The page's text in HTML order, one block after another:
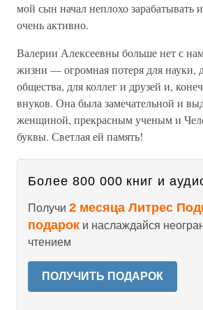
мой сын начал неплохо зарабатывать
очень активно.
Валерии Алексеевны больше нет с
жизни — огромная потеря для науки,
общества, для коллег и друзей и,
внуков. Она была замечательной и
женщиной, прекрасным ученым и
буквы. Светлая ей память!
Более 800 000 книг и
Получи 2 месяца Литрес
подарок и наслаждайся
чтением
ПОЛУЧИТЬ ПОДАРОК